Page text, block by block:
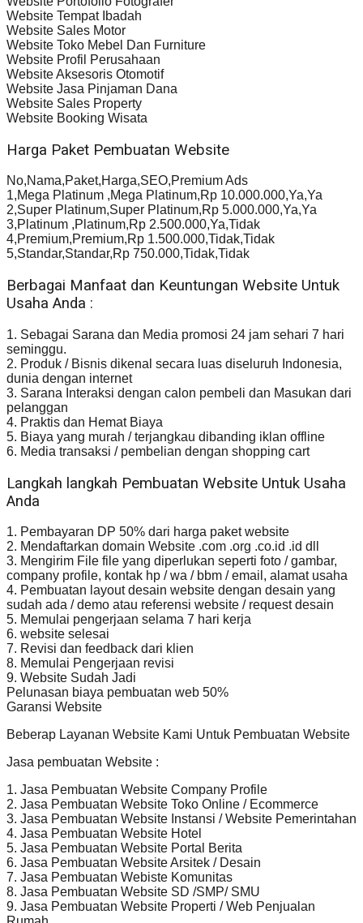
Website Tempat Ibadah
Website Sales Motor
Website Toko Mebel Dan Furniture
Website Profil Perusahaan
Website Aksesoris Otomotif
Website Jasa Pinjaman Dana
Website Sales Property
Website Booking Wisata
Harga Paket Pembuatan Website
No,Nama,Paket,Harga,SEO,Premium Ads
1,Mega Platinum ,Mega Platinum,Rp 10.000.000,Ya,Ya
2,Super Platinum,Super Platinum,Rp 5.000.000,Ya,Ya
3,Platinum ,Platinum,Rp 2.500.000,Ya,Tidak
4,Premium,Premium,Rp 1.500.000,Tidak,Tidak
5,Standar,Standar,Rp 750.000,Tidak,Tidak
Berbagai Manfaat dan Keuntungan Website Untuk
Usaha Anda :
1. Sebagai Sarana dan Media promosi 24 jam sehari 7 hari
seminggu.
2. Produk / Bisnis dikenal secara luas diseluruh Indonesia,
dunia dengan internet
3. Sarana Interaksi dengan calon pembeli dan Masukan dari
pelanggan
4. Praktis dan Hemat Biaya
5. Biaya yang murah / terjangkau dibanding iklan offline
6. Media transaksi / pembelian dengan shopping cart
Langkah langkah Pembuatan Website Untuk Usaha
Anda
1. Pembayaran DP 50% dari harga paket website
2. Mendaftarkan domain Website .com .org .co.id .id dll
3. Mengirim File file yang diperlukan seperti foto / gambar,
company profile, kontak hp / wa / bbm / email, alamat usaha
4. Pembuatan layout desain website dengan desain yang
sudah ada / demo atau referensi website / request desain
5. Memulai pengerjaan selama 7 hari kerja
6. website selesai
7. Revisi dan feedback dari klien
8. Memulai Pengerjaan revisi
9. Website Sudah Jadi
Pelunasan biaya pembuatan web 50%
Garansi Website
Beberap Layanan Website Kami Untuk Pembuatan Website
Jasa pembuatan Website :
1. Jasa Pembuatan Website Company Profile
2. Jasa Pembuatan Website Toko Online / Ecommerce
3. Jasa Pembuatan Website Instansi / Website Pemerintahan
4. Jasa Pembuatan Website Hotel
5. Jasa Pembuatan Website Portal Berita
6. Jasa Pembuatan Website Arsitek / Desain
7. Jasa Pembuatan Webiste Komunitas
8. Jasa Pembuatan Website SD /SMP/ SMU
9. Jasa Pembuatan Website Properti / Web Penjualan